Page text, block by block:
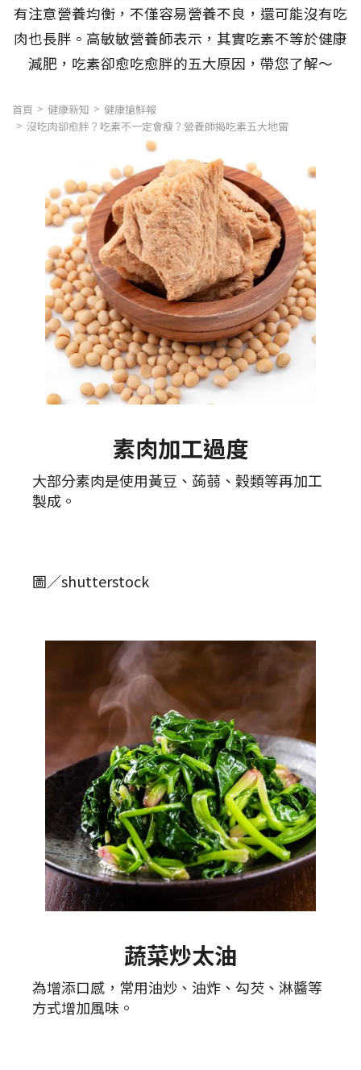
有注意營養均衡，不僅容易營養不良，還可能沒有吃
肉也長胖。高敏敏營養師表示，其實吃素不等於健康
減肥，吃素卻愈吃愈胖的五大原因，帶您了解～
首頁 健康新知
健康搶鮮報
沒吃肉卻愈胖？吃素不一定會瘦？營養師揭吃素五大地雷
素肉加工過度
大部分素肉是使用黃豆、蒟蒻、穀類等再加工
製成。
圖／shutterstock
蔬菜炒太油
為增添口感，常用油炒、油炸、勾芡、淋醬等
方式增加風味。